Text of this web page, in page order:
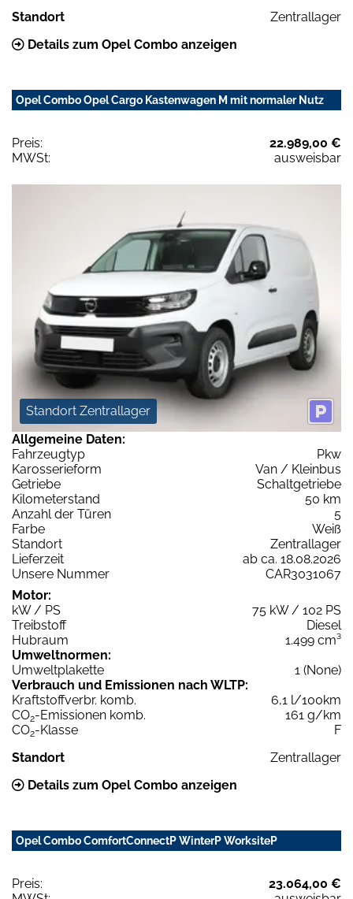
Standort
Zentrallager
Details zum Opel Combo anzeigen
Opel Combo Opel Cargo Kastenwagen M mit normaler Nutz
Preis:
22.989,00 €
MWSt:
ausweisbar
Standort Zentrallager
Allgemeine Daten:
Fahrzeugtyp
Pkw
Karosserieform
Van / Kleinbus
Getriebe
Schaltgetriebe
Kilometerstand
50 km
Anzahl der Türen
5
Farbe
Weiß
Standort
Zentrallager
Lieferzeit
ab ca. 18.08.2026
Unsere Nummer
CAR3031067
Motor:
kW / PS
75 kW / 102 PS
Treibstoff
Diesel
Hubraum
1.499 cm³
Umweltnormen:
Umweltplakette
1 (None)
Verbrauch und Emissionen nach WLTP:
Kraftstoffverbr. komb.
6,1 l/100km
CO2-Emissionen komb.
161 g/km
CO2-Klasse
F
Standort
Zentrallager
Details zum Opel Combo anzeigen
Opel Combo ComfortConnectP WinterP WorksiteP
Preis:
23.064,00 €